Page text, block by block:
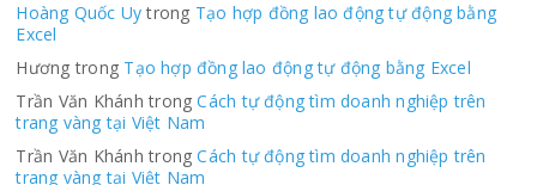
Hoàng Quốc Uytrong Tạo hợp đồng lao động tự động bằng
Excel
Hương trong Tạo hợp đồng lao động tự động bằng Excel
Trần Văn Khánh trongCách tự động tìm doanh nghiệp trên
trang vàng tại Việt Nam
Trần Văn Khánh trongCách tự động tìm doanh nghiệp trên
trang vàng tại Việt Nam